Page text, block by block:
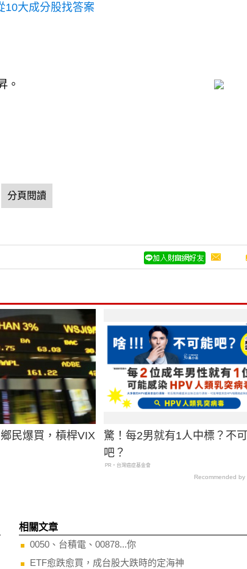
10大成分股找答案
。
分頁閱讀
民爆買，槓桿VIX
驚！每2男就有1人中標？不
吧？
PR・台灣癌症基金會
Recommended by
相關文章
0050、台積電、00878...你
ETF愈跌愈買，成台股大跌時的定海神